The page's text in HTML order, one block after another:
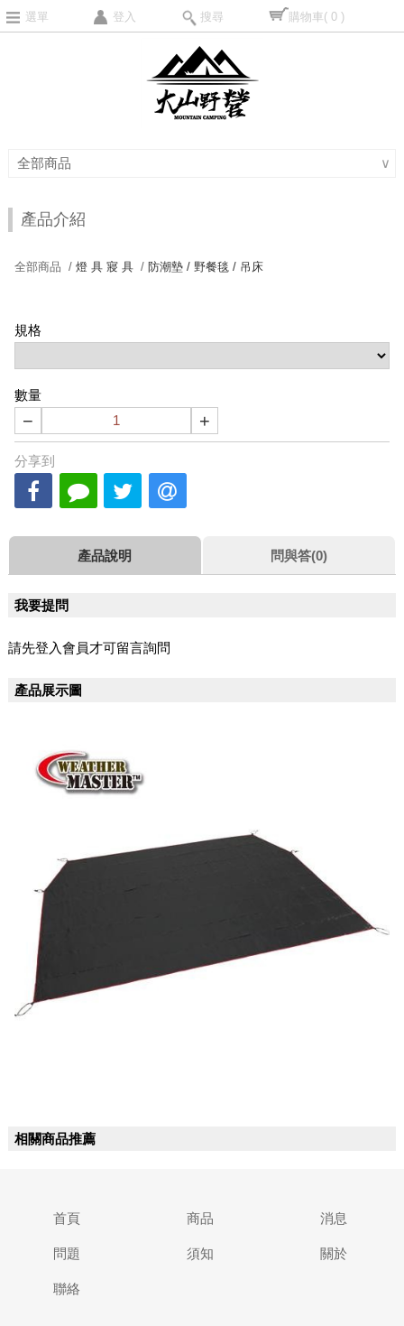
選單 登入 搜尋 購物車( 0 )
全部商品 ∨
產品介紹
全部商品 /燈 具 寢 具 / 防潮墊 / 野餐毯 / 吊床
規格
數量
− +
分享到
產品說明 問與答(0)
我要提問
請先登入會員才可留言詢問
產品展示圖
相關商品推薦
首頁 商品 消息
問題 須知 關於
聯絡